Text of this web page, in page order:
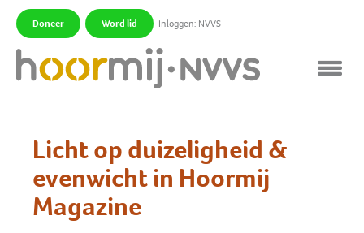
Doneer Word lid Inloggen: NVVS
Licht op duizeligheid &
evenwicht in Hoormij
Magazine